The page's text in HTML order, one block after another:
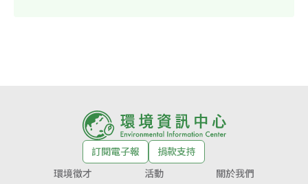
訂閱電子報
捐款支持
環境徵才
活動
關於我們